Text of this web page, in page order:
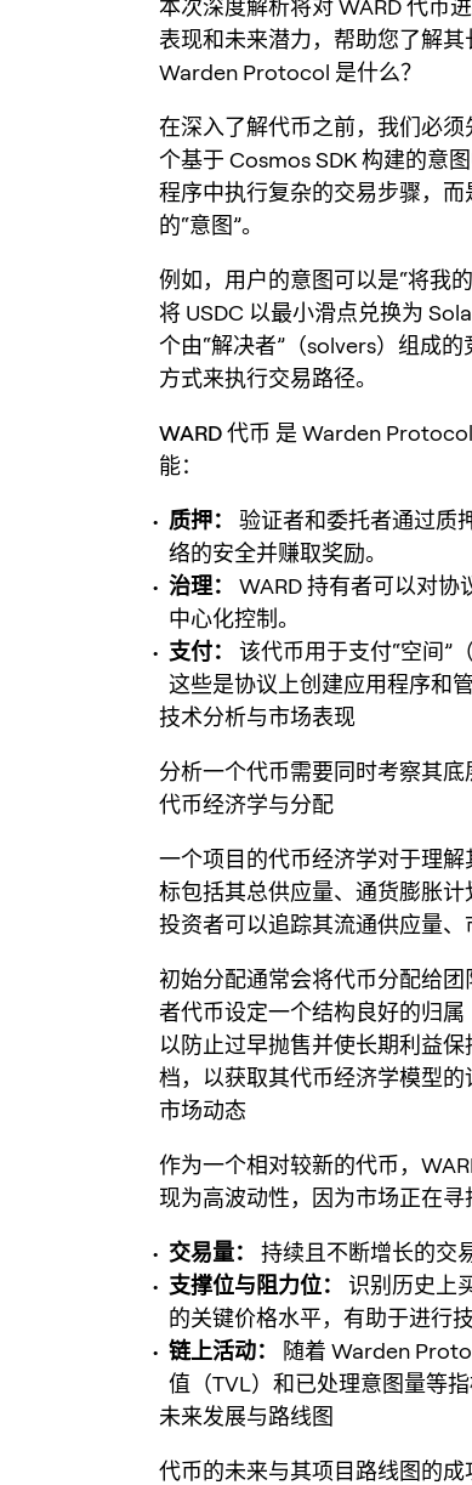
本次深度解析将对 WARD 代币
表现和未来潜力，帮助您了解其
Warden Protocol 是什么？
在深入了解代币之前，我们必须
个基于 Cosmos SDK 构建的意
程序中执行复杂的交易步骤，
的“意图”。
例如，用户的意图可以是“将我
将 USDC 以最小滑点兑换为
个由“解决者”（solvers）组成
方式来执行交易路径。
WARD 代币 是 Warden
能：
质押：
验证者和委托者通过质
络的安全并赚取奖励。
治理：
WARD 持有者可以对
中心化控制。
支付：
该代币用于支付“空间”
这些是协议上创建应用程序和
技术分析与市场表现
分析一个代币需要同时考察其底
代币经济学与分配
一个项目的代币经济学对于理
标包括其总供应量、通货膨胀
投资者可以追踪其流通供应量、
初始分配通常会将代币分配给
者代币设定一个结构良好的归
以防止过早抛售并使长期利益
档，以获取其代币经济学模型的
市场动态
作为一个相对较新的代币，
现为高波动性，因为市场正在寻
交易量：
持续且不断增长的交
支撑位与阻力位：
识别历史上
的关键价格水平，有助于进行技
链上活动：
随着 Warden
值（TVL）和已处理意图量等
未来发展与路线图
代币的未来与其项目路线图的